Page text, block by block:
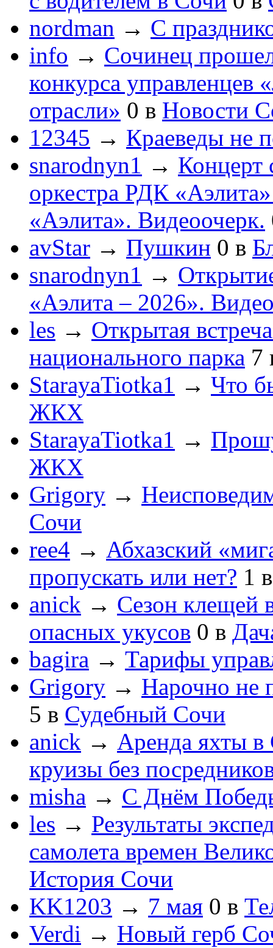
nordman → С
info → Сочинец
конкурса управленцев
отрасли» 0 в Новости
12345 → Краеведы не
snarodnyn1 → Концерт
оркестра РДК
«Аэлита». Видеоочерк.
avStar → Пушкин 0 в
snarodnyn1 →
«Аэлита – 2026».
les → Открытая
национального парка 7
StarayaTiotka1 → Что
ЖКХ
StarayaTiotka1 →
ЖКХ
Grigory →
Сочи
ree4 → Абхазский
пропускать или нет? 1
anick → Сезон клещей
опасных укусов 0 в
bagira → Тарифы
Grigory → Нарочно не
5 в Судебный Сочи
anick → Аренда яхты в
круизы без
misha → С Днём
les → Результаты
самолета времен
История Сочи
KK1203 → 7 мая 0 в
Verdi → Новый герб